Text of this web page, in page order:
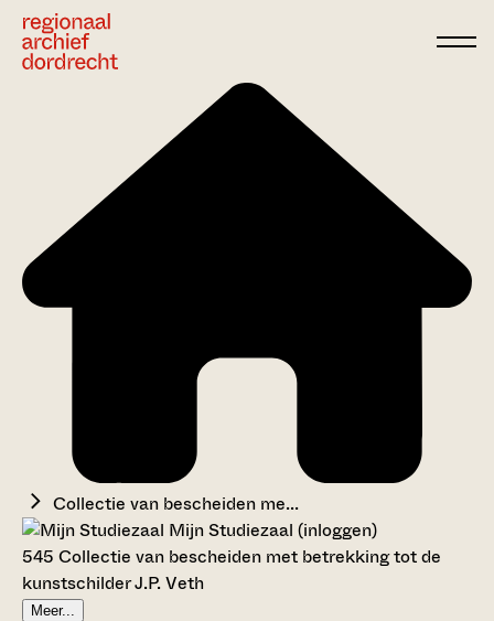
Collectie van bescheiden me...
Mijn Studiezaal (inloggen)
545 Collectie van bescheiden met betrekking tot de
kunstschilder J.P. Veth
Meer...